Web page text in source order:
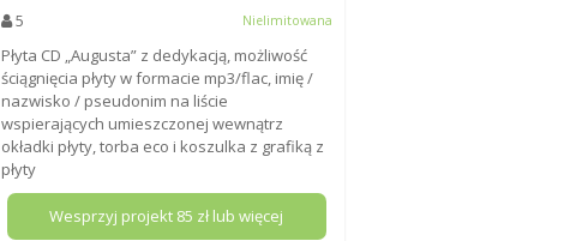
5 Nielimitowana
Płyta CD „Augusta” z dedykacją, możliwość
ściągnięcia płyty w formacie mp3/flac, imię /
nazwisko / pseudonim na liście
wspierających umieszczonej wewnątrz
okładki płyty, torba eco i koszulka z grafiką z
płyty
Wesprzyj projekt 85 zł lub więcej